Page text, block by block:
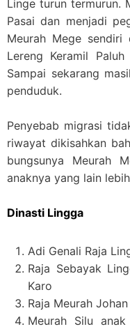
Linge turun termurun.
Pasai dan menjadi
Meurah Mege
Lereng Keramil
Sampai sekarang
penduduk.
Penyebab migrasi
riwayat dikisahkan
bungsunya Meurah
anaknya yang lain
Dinasti Lingga
Adi Genali Raja
Raja Sebayak
Karo
Raja Meurah
Meurah Silu